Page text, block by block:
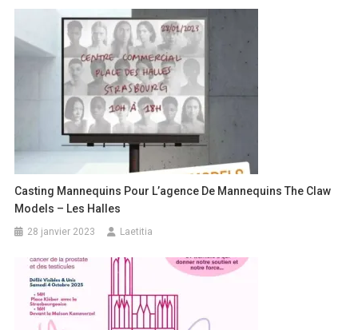
Casting Mannequins Pour L’agence De Mannequins The Claw
Models – Les Halles
28 janvier 2023 Laetitia